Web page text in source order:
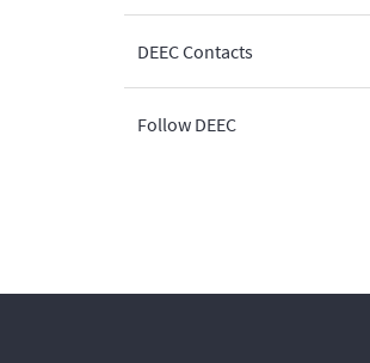
DEEC Contacts
Follow DEEC